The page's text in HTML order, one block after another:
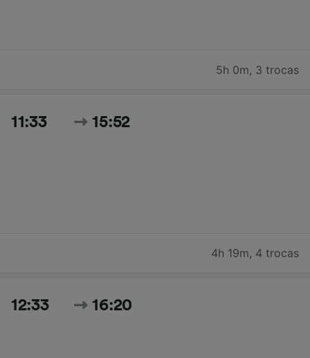
5h 0m, 3 trocas
11:33 15:52
4h 19m, 4 trocas
12:33 16:20